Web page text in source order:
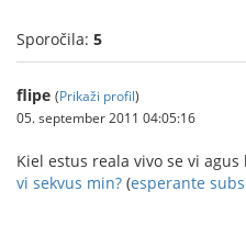
Sporočila: 5
flipe (Prikaži profil)
05. september 2011 04:05:16
Kiel estus reala vivo se vi
vi sekvus min? (esperante